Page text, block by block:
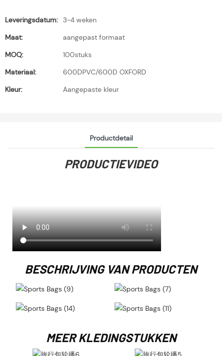
Leveringsdatum: 3-4 weken
Maat:
aangepast formaat
MOQ:
100stuks
Materiaal:
600DPVC/600D OXFORD
Kleur:
Aangepaste kleur
Productdetail
PRODUCTIEVIDEO
BESCHRIJVING VAN PRODUCTEN
MEER KLEDINGSTUKKEN